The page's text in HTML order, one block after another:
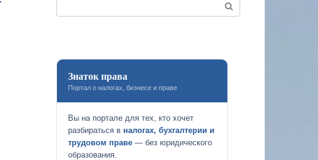
Знаток права
Портал о налогах, бизнесе и праве
Вы на портале для тех, кто хочет
разбираться в налогах, бухгалтерии и
трудовом праве — без юридического
образования.